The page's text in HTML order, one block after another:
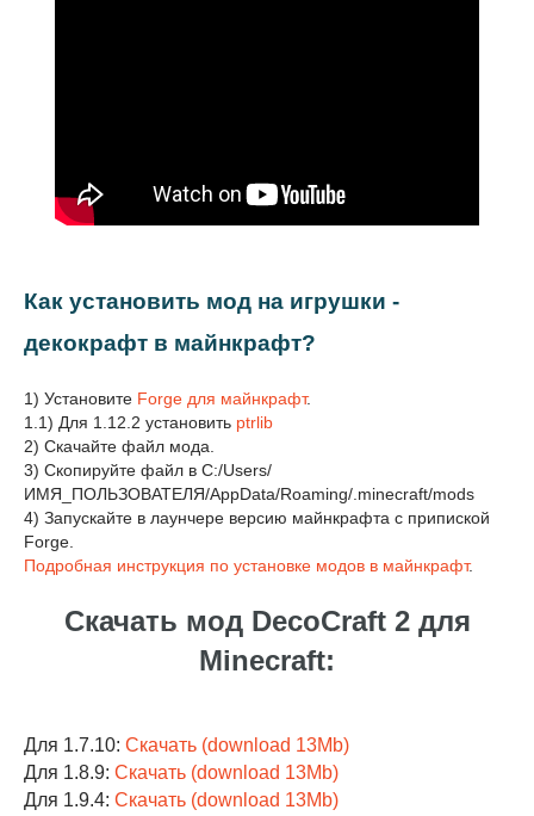
Как установить мод на игрушки -
декокрафт в майнкрафт?
1) Установите Forge для майнкрафт.
1.1) Для 1.12.2 установить ptrlib
2) Скачайте файл мода.
3) Скопируйте файл в C:/Users/
ИМЯ_ПОЛЬЗОВАТЕЛЯ/AppData/Roaming/.minecraft/mods
4) Запускайте в лаунчере версию майнкрафта с припиской
Forge.
Подробная инструкция по установке модов в майнкрафт.
Скачать мод DecoCraft 2 для
Minecraft:
Для 1.7.10: Скачать (download 13Mb)
Для 1.8.9: Скачать (download 13Mb)
Для 1.9.4: Скачать (download 13Mb)